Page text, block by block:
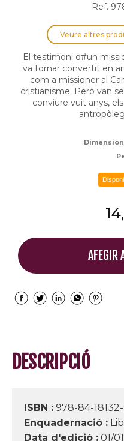
Ref.
Veure altres
El testimoni d#un
va tornar convertit en
com a missioner al
cristianisme. Però van
conviure vuit anys,
AFEGIR
DESCRIPCIÓ
ISBN : 978-84-
Enquadernació :
Data d'edició : 01/